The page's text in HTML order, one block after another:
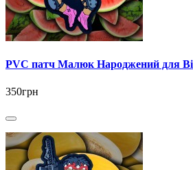
PVC патч Малюк Народжений для
350грн